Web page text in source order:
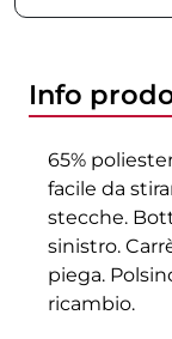
Info
65%
facile da
stecche.
sinistro.
piega.
ricambio.